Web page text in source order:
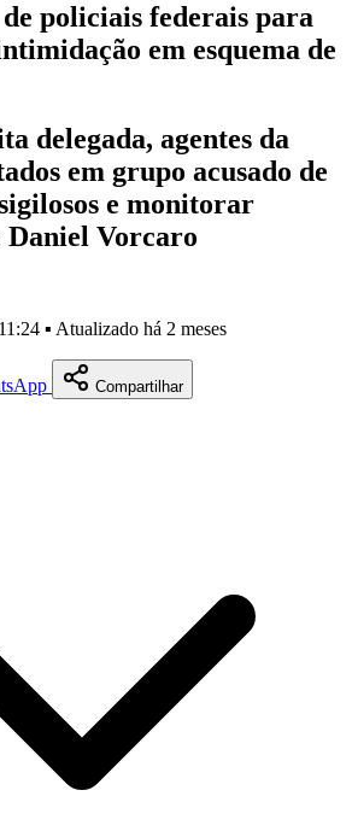
policiais federais para
em esquema de
delegada, agentes da
em grupo acusado de
e monitorar
Daniel Vorcaro
▪ Atualizado há 2 meses
Compartilhar